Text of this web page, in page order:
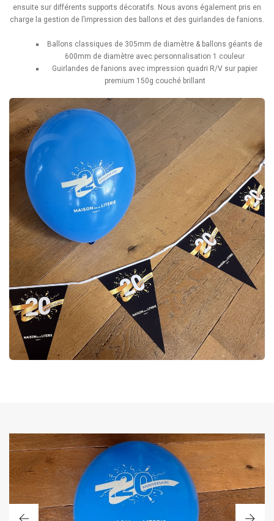
ensuite sur différents supports décoratifs. Nous avons également pris en
charge la gestion de l’impression des ballons et des guirlandes de fanions.
Ballons classiques de 305mm de diamètre & ballons géants de
600mm de diamètre avec personnalisation 1 couleur
Guirlandes de fanions avec impression quadri R/V sur papier
premium 150g couché brillant